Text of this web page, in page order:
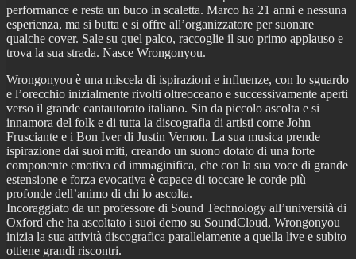
performance e resta un buco in scaletta. Marco ha 21 anni e nessuna
esperienza, ma si butta e si offre all’organizzatore per suonare
qualche cover. Sale su quel palco, raccoglie il suo primo applauso e
trova la sua strada. Nasce Wrongonyou.
Wrongonyou è una miscela di ispirazioni e influenze, con lo sguardo
e l’orecchio inizialmente rivolti oltreoceano e successivamente aperti
verso il grande cantautorato italiano. Sin da piccolo ascolta e si
innamora del folk e di tutta la discografia di artisti come John
Frusciante e i Bon Iver di Justin Vernon. La sua musica prende
ispirazione dai suoi miti, creando un suono dotato di una forte
componente emotiva ed immaginifica, che con la sua voce di grande
estensione e forza evocativa è capace di toccare le corde più
profonde dell’animo di chi lo ascolta.
Incoraggiato da un professore di Sound Technology all’università di
Oxford che ha ascoltato i suoi demo su SoundCloud, Wrongonyou
inizia la sua attività discografica parallelamente a quella live e subito
ottiene grandi riscontri.